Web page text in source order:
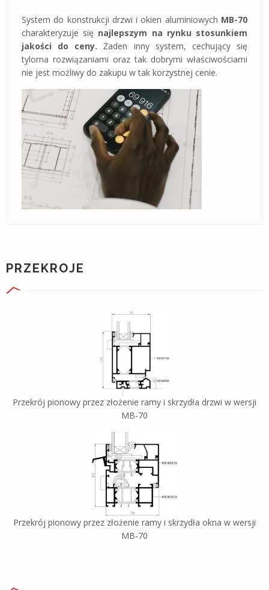
System do konstrukcji drzwi i okien aluminiowych MB-70
charakteryzuje się najlepszym na rynku stosunkiem
jakości do ceny. Żaden inny system, cechujący się
tyloma rozwiązaniami oraz tak dobrymi właściwościami
nie jest możliwy do zakupu w tak korzystnej cenie.
PRZEKROJE
Przekrój pionowy przez złożenie ramy i skrzydła drzwi w wersji
MB-70
Przekrój pionowy przez złożenie ramy i skrzydła okna w wersji
MB-70